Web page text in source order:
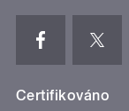
Certifikováno